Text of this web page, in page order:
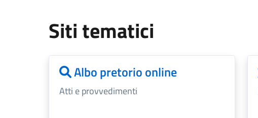
Siti tematici
Albo pretorio online
Atti e provvedimenti